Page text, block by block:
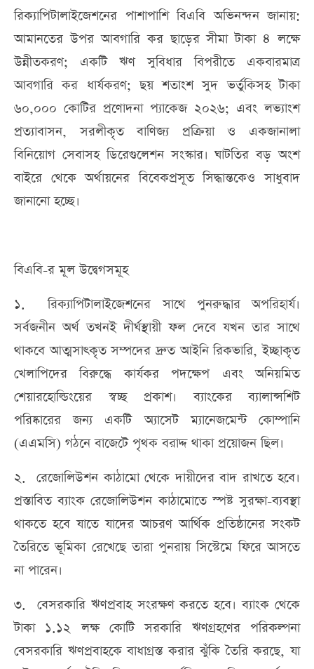
রিক্যাপিটালাইজেশনের পাশাপাশি বিএবি অভিনন্দন জানায়:
আমানতের উপর আবগারি কর ছাড়ের সীমা টাকা ৪ লক্ষে
উন্নীতকরণ; একটি ঋণ সুবিধার বিপরীতে একবারমাত্র
আবগারি কর ধার্যকরণ; ছয় শতাংশ সুদ ভর্তুকিসহ টাকা
৬০,০০০ কোটির প্রণোদনা প্যাকেজ ২০২৬; এবং লভ্যাংশ
প্রত্যাবাসন, সরলীকৃত বাণিজ্য প্রক্রিয়া ও একজানালা
বিনিয়োগ সেবাসহ ডিরেগুলেশন সংস্কার। ঘাটতির বড় অংশ
বাইরে থেকে অর্থায়নের বিবেকপ্রসূত সিদ্ধান্তকেও সাধুবাদ
জানানো হচ্ছে।
বিএবি-র মূল উদ্বেগসমূহ
১. রিক্যাপিটালাইজেশনের সাথে পুনরুদ্ধার অপরিহার্য।
সর্বজনীন অর্থ তখনই দীর্ঘস্থায়ী ফল দেবে যখন তার সাথে
থাকবে আত্মসাৎকৃত সম্পদের দ্রুত আইনি রিকভারি, ইচ্ছাকৃত
খেলাপিদের বিরুদ্ধে কার্যকর পদক্ষেপ এবং অনিয়মিত
শেয়ারহোল্ডিংয়ের স্বচ্ছ প্রকাশ। ব্যাংকের ব্যালান্সশিট
পরিষ্কারের জন্য একটি অ্যাসেট ম্যানেজমেন্ট কোম্পানি
(এএমসি) গঠনে বাজেটে পৃথক বরাদ্দ থাকা প্রয়োজন ছিল।
২. রেজোলিউশন কাঠামো থেকে দায়ীদের বাদ রাখতে হবে।
প্রস্তাবিত ব্যাংক রেজোলিউশন কাঠামোতে স্পষ্ট সুরক্ষা-ব্যবস্থা
থাকতে হবে যাতে যাদের আচরণ আর্থিক প্রতিষ্ঠানের সংকট
তৈরিতে ভূমিকা রেখেছে তারা পুনরায় সিস্টেমে ফিরে আসতে
না পারেন।
৩. বেসরকারি ঋণপ্রবাহ সংরক্ষণ করতে হবে। ব্যাংক থেকে
টাকা ১.১২ লক্ষ কোটি সরকারি ঋণগ্রহণের পরিকল্পনা
বেসরকারি ঋণপ্রবাহকে বাধাগ্রস্ত করার ঝুঁকি তৈরি করছে, যা